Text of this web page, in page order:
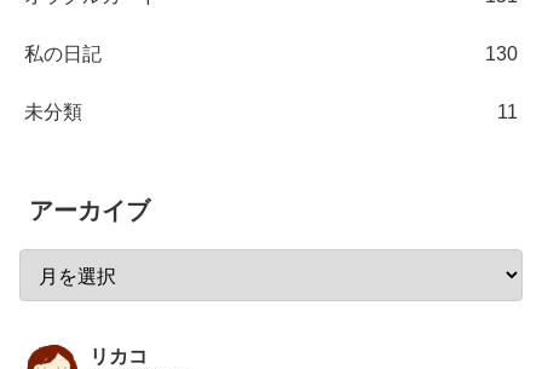
私の日記 130
未分類 11
アーカイブ
リカコ